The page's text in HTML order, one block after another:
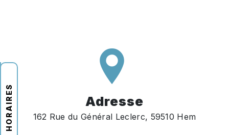
HORAIRES Adresse
162 Rue du Général Leclerc, 59510 Hem